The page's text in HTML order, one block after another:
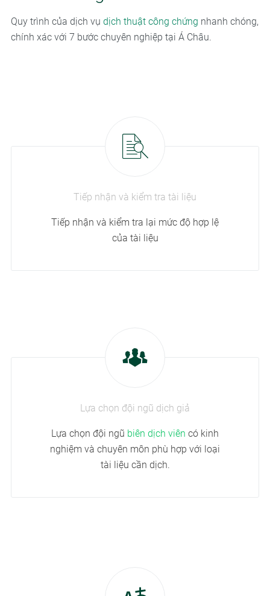
Quy trình của dịch vụ dịch thuật công chứng nhanh chóng,
chính xác với 7 bước chuyên nghiệp tại Á Châu.
Tiếp nhận và kiểm tra tài liệu
Tiếp nhận và kiểm tra lại mức độ hợp lệ
của tài liệu
Lựa chọn đội ngũ dịch giả
Lựa chọn đội ngũ biên dịch viên có kinh
nghiệm và chuyên môn phù hợp với loại
tài liệu cần dịch.